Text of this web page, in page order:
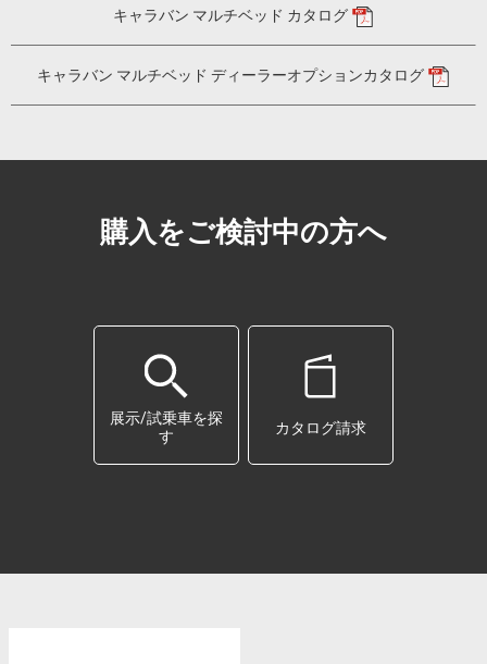
キャラバン マルチベッド カタログ
キャラバン マルチベッド ディーラーオプションカタログ
購入をご検討中の方へ
展示/試乗車を探
す
カタログ請求